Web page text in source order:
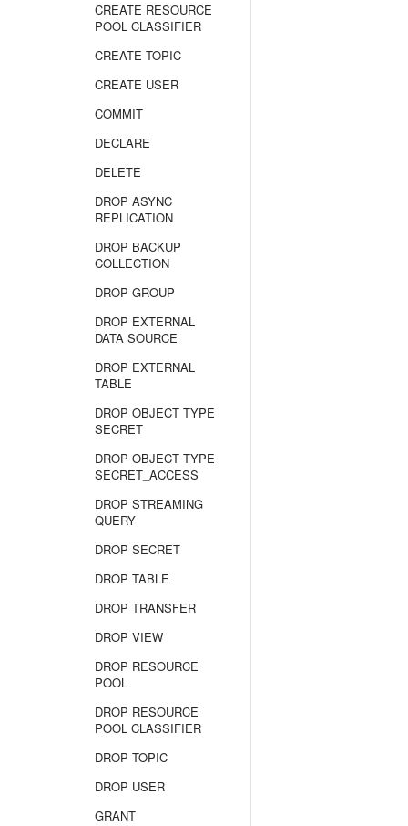
CREATE RESOURCE
POOL CLASSIFIER
CREATE TOPIC
CREATE USER
COMMIT
DECLARE
DELETE
DROP ASYNC
REPLICATION
DROP BACKUP
COLLECTION
DROP GROUP
DROP EXTERNAL
DATA SOURCE
DROP EXTERNAL
TABLE
DROP OBJECT TYPE
SECRET
DROP OBJECT TYPE
SECRET_ACCESS
DROP STREAMING
QUERY
DROP SECRET
DROP TABLE
DROP TRANSFER
DROP VIEW
DROP RESOURCE
POOL
DROP RESOURCE
POOL CLASSIFIER
DROP TOPIC
DROP USER
GRANT